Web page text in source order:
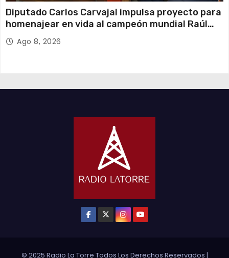
Diputado Carlos Carvajal impulsa proyecto para
homenajear en vida al campeón mundial Raúl
Choque
Ago 8, 2026
© 2025 Radio La Torre Todos Los Derechos Reservados |